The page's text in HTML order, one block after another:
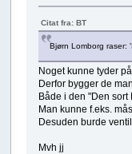
Citat fra: BT
Bjørn Lomborg raser:
Noget kunne tyder
Derfor bygger de
Både i den "Den
Man kunne f.eks.
Desuden burde
Mvh jj